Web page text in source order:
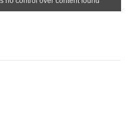
la presidencia de la república -
FENALTEC al presidente de la